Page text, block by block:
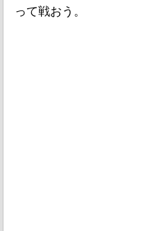
って戦おう。